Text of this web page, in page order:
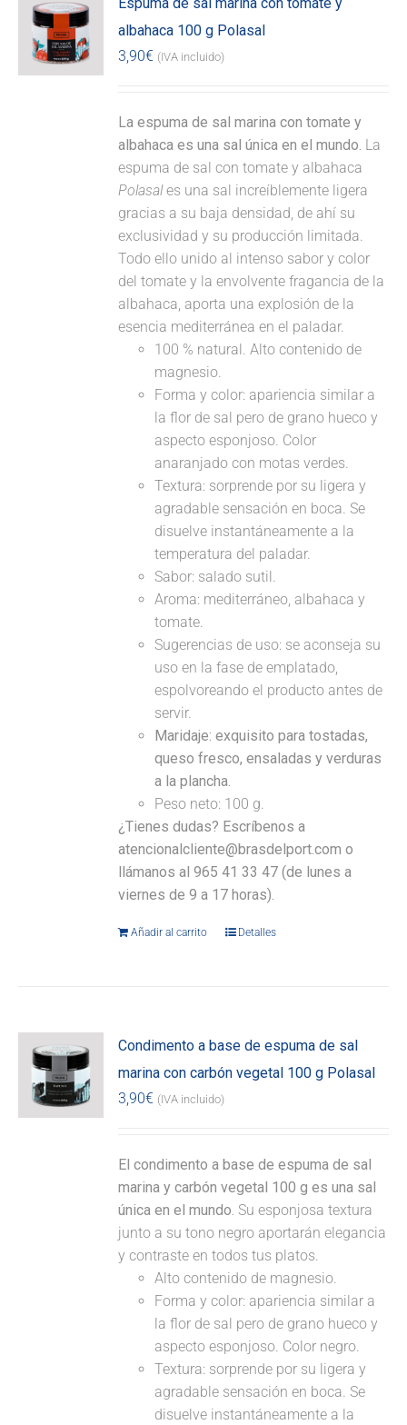
Espuma de sal marina con tomate y
albahaca 100 g Polasal
3,90€ (IVA incluido)
La espuma de sal marina con tomate y
albahaca es una sal única en el mundo. La
espuma de sal con tomate y albahaca
Polasales una sal increíblemente ligera
gracias a su baja densidad, de ahí su
exclusividad y su producción limitada.
Todo ello unido al intenso sabor y color
del tomate y la envolvente fragancia de la
albahaca, aporta una explosión de la
esencia mediterránea en el paladar.
100 % natural. Alto contenido de
magnesio.
Forma y color: apariencia similar a
la flor de sal pero de grano hueco y
aspecto esponjoso. Color
anaranjado con motas verdes.
Textura: sorprende por su ligera y
agradable sensación en boca. Se
disuelve instantáneamente a la
temperatura del paladar.
Sabor: salado sutil.
Aroma: mediterráneo, albahaca y
tomate.
Sugerencias de uso: se aconseja su
uso en la fase de emplatado,
espolvoreando el producto antes de
servir.
Maridaje: exquisito para tostadas,
queso fresco, ensaladas y verduras
a la plancha.
Peso neto: 100 g.
¿Tienes dudas? Escríbenos a
atencionalcliente@brasdelport.com o
llámanos al 965 41 33 47 (de lunes a
viernes de 9 a 17 horas).
Añadir al carrito Detalles
Condimento a base de espuma de sal
marina con carbón vegetal 100 g Polasal
3,90€ (IVA incluido)
El condimento a base de espuma de sal
marina y carbón vegetal 100 g es una sal
única en el mundo. Su esponjosa textura
junto a su tono negro aportarán elegancia
y contraste en todos tus platos.
Alto contenido de magnesio.
Forma y color: apariencia similar a
la flor de sal pero de grano hueco y
aspecto esponjoso. Color negro.
Textura: sorprende por su ligera y
agradable sensación en boca. Se
disuelve instantáneamente a la